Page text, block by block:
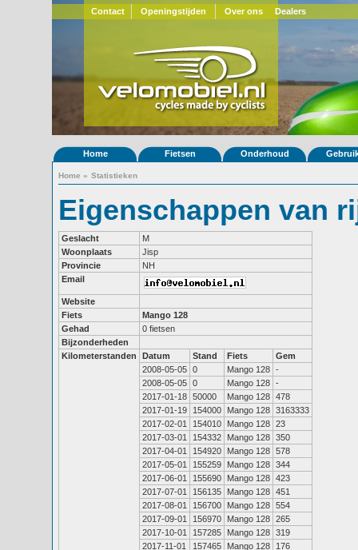
Contact Openingstijden Over ons Dealers
Home Fietsen Onderhoud
Home » Statistieken
Eigenschappen van
Geslacht
M
Woonplaats
Jisp
Provincie
NH
Email
Website
Fiets
Mango 128
Gehad
0 fietsen
Bijzonderheden
Kilometerstanden
Datum Stand Fiets
Gem
2008-05-05 0 Mango 128 -
2008-05-05 0 Mango 128 -
2017-01-18 50000 Mango 128 478
2017-01-19
154000 Mango 128 3163333
2017-02-01
154010 Mango 128 23
2017-03-01
154332 Mango 128 350
2017-04-01
154920 Mango 128 578
2017-05-01
155259 Mango 128 344
2017-06-01
155690 Mango 128 423
2017-07-01
156135 Mango 128 451
2017-08-01
156700 Mango 128 554
2017-09-01
156970 Mango 128 265
2017-10-01
157285 Mango 128 319
2017-11-01
157465 Mango 128
176